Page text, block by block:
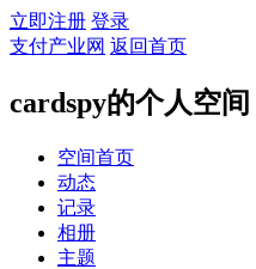
立即注册 登录
支付产业网 返回首页
cardspy的个人空间
空间首页
动态
记录
相册
主题